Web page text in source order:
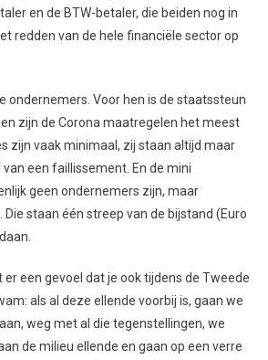
en de BTW-betaler, die beiden nog in
redden van de hele financiële sector op
ondernemers. Voor hen is de staatssteun
zijn de Corona maatregelen het meest
zijn vaak minimaal, zij staan altijd maar
een faillissement. En de mini
geen ondernemers zijn, maar
staan één streep van de bijstand (Euro
een gevoel dat je ook tijdens de Tweede
als al deze ellende voorbij is, gaan we
weg met al die tegenstellingen, we
de milieu ellende en gaan op een verre